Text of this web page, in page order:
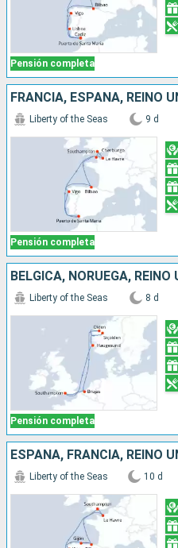
Pensión completa
FRANCIA, ESPAÑA, REINO
Pensión completa
Liberty of the Seas 9 d
BÉLGICA, NORUEGA, REINO
Pensión completa
Liberty of the Seas 8 d
ESPAÑA, FRANCIA, REINO
Liberty of the Seas 10 d